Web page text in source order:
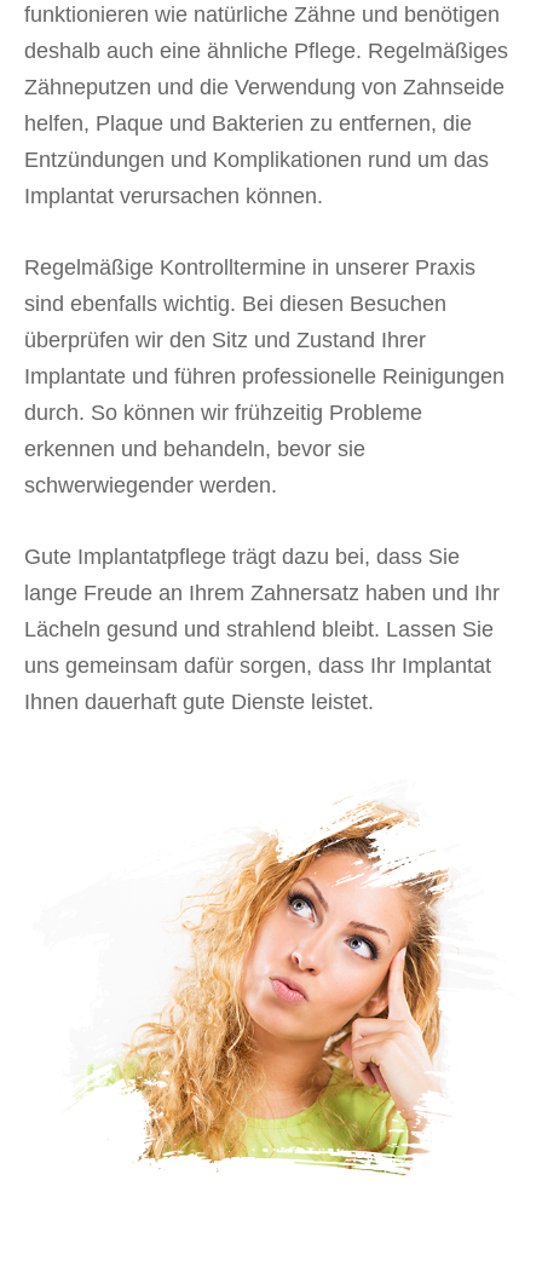
funktionieren wie natürliche Zähne und benötigen
deshalb auch eine ähnliche Pflege. Regelmäßiges
Zähneputzen und die Verwendung von Zahnseide
helfen, Plaque und Bakterien zu entfernen, die
Entzündungen und Komplikationen rund um das
Implantat verursachen können.
Regelmäßige Kontrolltermine in unserer Praxis
sind ebenfalls wichtig. Bei diesen Besuchen
überprüfen wir den Sitz und Zustand Ihrer
Implantate und führen professionelle Reinigungen
durch. So können wir frühzeitig Probleme
erkennen und behandeln, bevor sie
schwerwiegender werden.
Gute Implantatpflege trägt dazu bei, dass Sie
lange Freude an Ihrem Zahnersatz haben und Ihr
Lächeln gesund und strahlend bleibt. Lassen Sie
uns gemeinsam dafür sorgen, dass Ihr Implantat
Ihnen dauerhaft gute Dienste leistet.